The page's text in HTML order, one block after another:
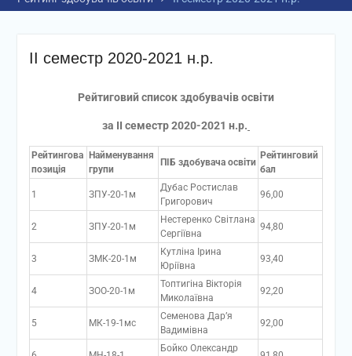
ІІ семестр 2020-2021 н.р.
Рейтиговий список здобувачів освіти
за ІІ семестр 2020-2021 н.р.
Рейтингова
позиція
Найменування
групи
ПІБ здобувача освіти
Рейтинговий
бал
1 ЗПУ-20-1м
Дубас Ростислав
Григорович
96,00
2 ЗПУ-20-1м
Нестеренко Світлана
Сергіївна
94,80
3 ЗМК-20-1м
Кутліна Ірина
Юріївна
93,40
4 ЗОО-20-1м
Топтигіна Вікторія
Миколаївна
92,20
5 МК-19-1мс
Семенова Дар’я
Вадимівна
92,00
Бойко Олександр